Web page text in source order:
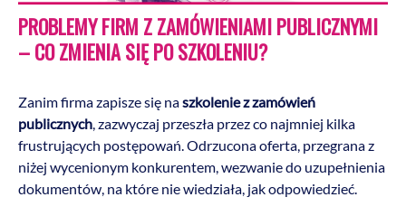
PROBLEMY FIRM Z ZAMÓWIENIAMI PUBLICZNYMI
– CO ZMIENIA SIĘ PO SZKOLENIU?
Zanim firma zapisze się naszkolenie z zamówień
publicznych, zazwyczaj przeszła przez co najmniej kilka
frustrujących postępowań. Odrzucona oferta, przegrana z
niżej wycenionym konkurentem, wezwanie do uzupełnienia
dokumentów, na które nie wiedziała, jak odpowiedzieć.